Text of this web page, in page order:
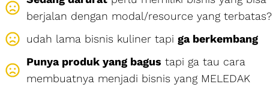
berjalan dengan modal/resource yang terbatas?
udah lama bisnis kuliner tapi ga berkembang
Punya produk yang bagus tapi ga tau cara
membuatnya menjadi bisnis yang MELEDAK